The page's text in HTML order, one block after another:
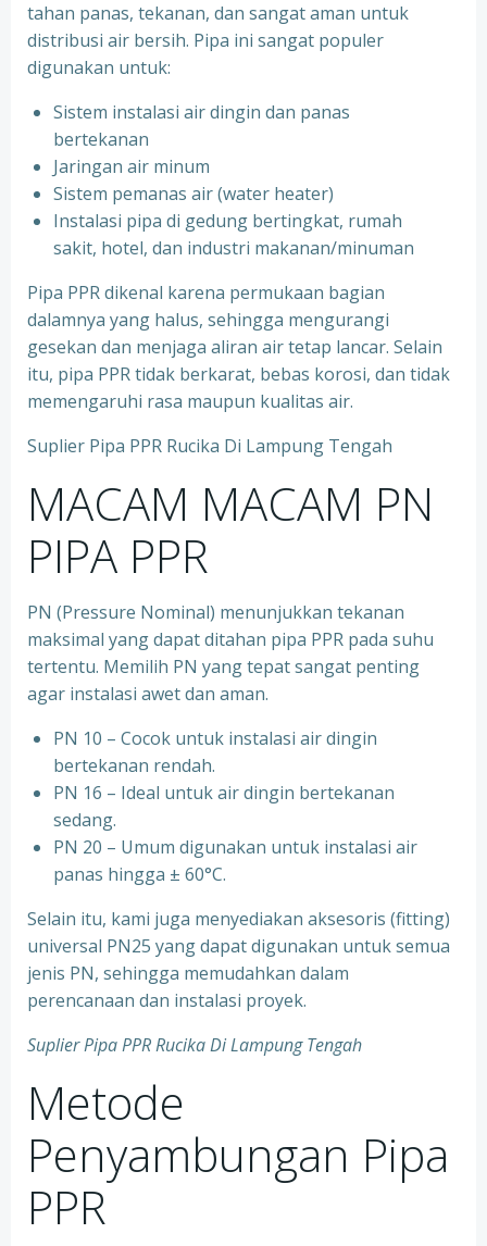
tahan panas, tekanan, dan sangat aman untuk
distribusi air bersih. Pipa ini sangat populer
digunakan untuk:
Sistem instalasi air dingin dan panas
bertekanan
⁠Jaringan air minum
⁠Sistem pemanas air (water heater)
⁠Instalasi pipa di gedung bertingkat, rumah
sakit, hotel, dan industri makanan/minuman
Pipa PPR dikenal karena permukaan bagian
dalamnya yang halus, sehingga mengurangi
gesekan dan menjaga aliran air tetap lancar. Selain
itu, pipa PPR tidak berkarat, bebas korosi, dan tidak
memengaruhi rasa maupun kualitas air.
Suplier Pipa PPR Rucika Di Lampung Tengah
MACAM MACAM PN
PIPA PPR
PN (Pressure Nominal) menunjukkan tekanan
maksimal yang dapat ditahan pipa PPR pada suhu
tertentu. Memilih PN yang tepat sangat penting
agar instalasi awet dan aman.
PN 10 – Cocok untuk instalasi air dingin
bertekanan rendah.
⁠PN 16 – Ideal untuk air dingin bertekanan
sedang.
⁠PN 20 – Umum digunakan untuk instalasi air
panas hingga ± 60°C.
Selain itu, kami juga menyediakan aksesoris (fitting)
universal PN25 yang dapat digunakan untuk semua
jenis PN, sehingga memudahkan dalam
perencanaan dan instalasi proyek.
Suplier Pipa PPR Rucika Di Lampung Tengah
Metode
Penyambungan Pipa
PPR